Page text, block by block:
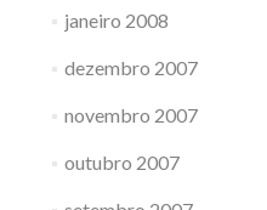
janeiro 2008
dezembro 2007
novembro 2007
outubro 2007